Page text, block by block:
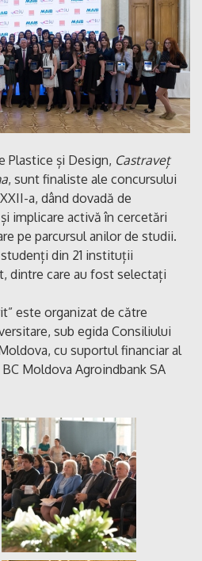
Plastice și Design, Castraveț
, sunt finaliste ale concursului
a, dând dovadă de
implicare activă în cercetări
pe parcursul anilor de studii.
studenți din 21 instituții
dintre care au fost selectați
este organizat de către
sub egida Consiliului
cu suportul financiar al
Moldova Agroindbank SA